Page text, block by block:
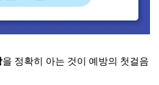
을 정확히 아는 것이 예방의 첫걸음